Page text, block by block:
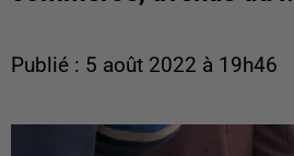
Publié : 5 août 2022 à 19h46